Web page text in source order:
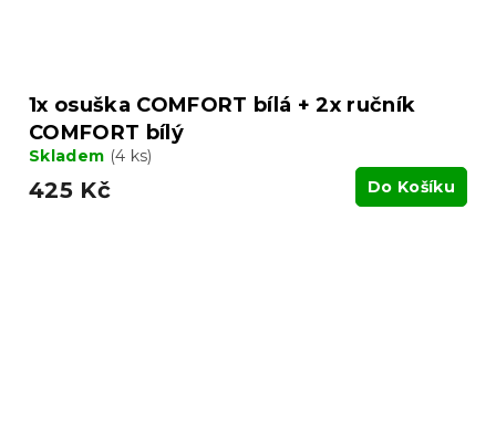
1x osuška COMFORT bílá + 2x ručník
COMFORT bílý
Skladem (4 ks)
425 Kč Do Košíku